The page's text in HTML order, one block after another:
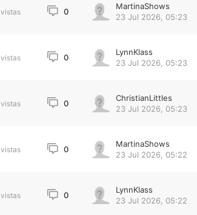
vistas 0
MartinaShows
23 Jul 2026, 05:23
vistas 0
LynnKlass
23 Jul 2026, 05:23
vistas 0
ChristianLittles
23 Jul 2026, 05:23
vistas 0
MartinaShows
23 Jul 2026, 05:22
vistas 0
LynnKlass
23 Jul 2026, 05:22